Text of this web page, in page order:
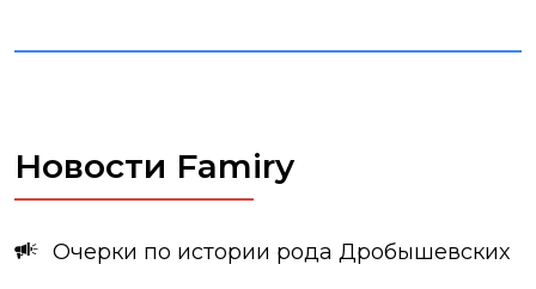
Новости Famiry
Очерки по истории рода Дробышевских